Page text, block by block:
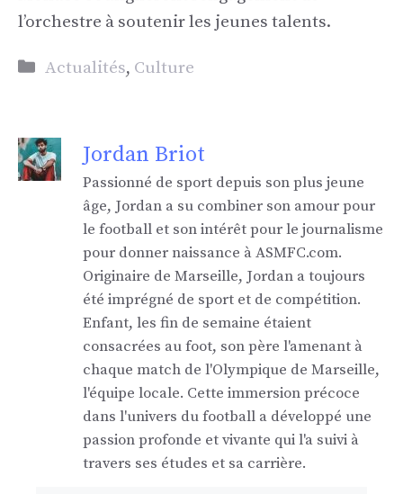
l’orchestre à soutenir les jeunes talents.
Catégories
Actualités, Culture
Jordan Briot
Passionné de sport depuis son plus jeune
âge, Jordan a su combiner son amour pour
le football et son intérêt pour le journalisme
pour donner naissance à ASMFC.com.
Originaire de Marseille, Jordan a toujours
été imprégné de sport et de compétition.
Enfant, les fin de semaine étaient
consacrées au foot, son père l'amenant à
chaque match de l'Olympique de Marseille,
l'équipe locale. Cette immersion précoce
dans l'univers du football a développé une
passion profonde et vivante qui l'a suivi à
travers ses études et sa carrière.